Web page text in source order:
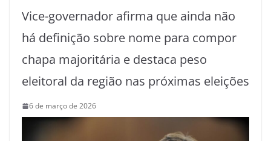
Vice-governador afirma que ainda não
há definição sobre nome para compor
chapa majoritária e destaca peso
eleitoral da região nas próximas eleições
6 de março de 2026